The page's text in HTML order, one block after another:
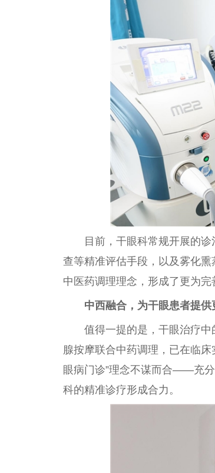
目前，干眼科常规开展的
查等精准评估手段，以及 雾化熏
中医药调理理念，形成了更为完
中西融合，为干眼患者提供
值得一提的是，干眼治疗中
腺按摩联合中药调理，已在临
眼病门诊”理念不谋而合——充
科的精准诊疗形成合力。